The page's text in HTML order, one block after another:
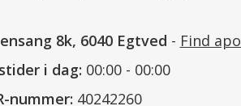
8k, 6040 Egtved - Find
i dag: 00:00 - 00:00
nummer: 40242260